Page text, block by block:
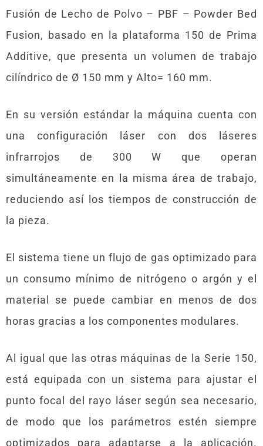
Fusión de Lecho de Polvo – PBF – Powder Bed
Fusion, basado en la plataforma 150 de Prima
Additive, que presenta un volumen de trabajo
cilíndrico de Ø 150 mm y Alto= 160 mm.
En su versión estándar la máquina cuenta con
una configuración láser con dos láseres
infrarrojos de 300 W que operan
simultáneamente en la misma área de trabajo,
reduciendo así los tiempos de construcción de
la pieza.
El sistema tiene un flujo de gas optimizado para
un consumo mínimo de nitrógeno o argón y el
material se puede cambiar en menos de dos
horas gracias a los componentes modulares.
Al igual que las otras máquinas de la Serie 150,
está equipada con un sistema para ajustar el
punto focal del rayo láser según sea necesario,
de modo que los parámetros estén siempre
optimizados para adaptarse a la aplicación.